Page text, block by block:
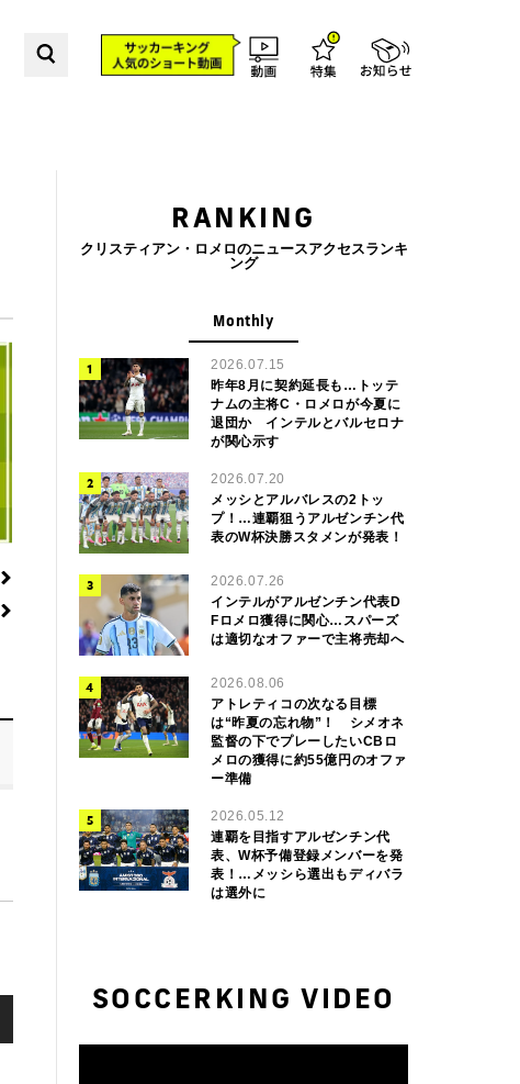
RANKING
クリスティアン・ロメロのニュースアクセスランキ
ング
Monthly
2026.07.15
昨年8月に契約延長も…トッテ
ナムの主将C・ロメロが今夏に
退団か インテルとバルセロナ
が関心示す
2026.07.20
メッシとアルバレスの2トッ
プ！…連覇狙うアルゼンチン代
表のW杯決勝スタメンが発表！
2026.07.26
インテルがアルゼンチン代表D
Fロメロ獲得に関心…スパーズ
は適切なオファーで主将売却へ
2026.08.06
アトレティコの次なる目標
は“昨夏の忘れ物”！ シメオネ
監督の下でプレーしたいCBロ
メロの獲得に約55億円のオファ
ー準備
2026.05.12
連覇を目指すアルゼンチン代
表、W杯予備登録メンバーを発
表！…メッシら選出もディバラ
は選外に
SOCCERKING VIDEO